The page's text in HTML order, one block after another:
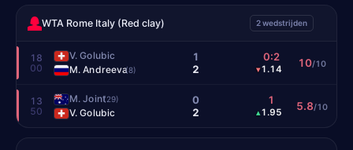
WTA Rome Italy (Red clay) 2 wedstrijden
18
00
V. Golubic
M. Andreeva(8)
1
2
0:2
▾1.14 10/10
13
50
M. Joint(29)
V. Golubic
0
2
1
▴1.95 5.8/10